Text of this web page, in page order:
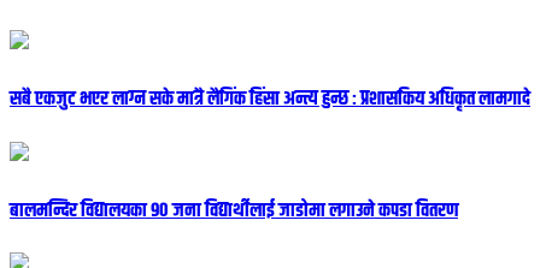
सबै एकजुट भएर लाग्न सके मात्रै लैगिंक हिंसा अन्त्य हुन्छ : प्रशासकिय अधिकृत लामगादे
बालमन्दिर विद्यालयका ९० जना विद्यार्थीलाई जाडोमा लगाउने कपडा वितरण